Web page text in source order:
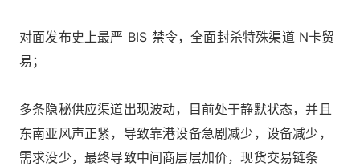
对面发布史上最严 BIS 禁令，全面封杀特殊渠道 N卡贸
易；
多条隐秘供应渠道出现波动，目前处于静默状态，并且
东南亚风声正紧，导致靠港设备急剧减少，设备减少，
需求没少，最终导致中间商层层加价，现货交易链条